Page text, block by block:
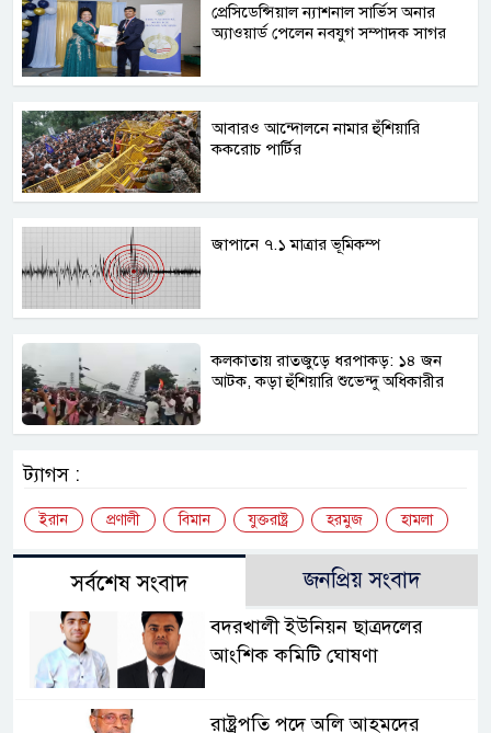
প্রেসিডেন্সিয়াল ন্যাশনাল সার্ভিস অনার
অ্যাওয়ার্ড পেলেন নবযুগ সম্পাদক সাগর
আবারও আন্দোলনে নামার হুঁশিয়ারি
ককরোচ পার্টির
জাপানে ৭.১ মাত্রার ভূমিকম্প
কলকাতায় রাতজুড়ে ধরপাকড়: ১৪ জন
আটক, কড়া হুঁশিয়ারি শুভেন্দু অধিকারীর
ট্যাগস :
ইরান প্রণালী বিমান যুক্তরাষ্ট্র হরমুজ হামলা
সর্বশেষ সংবাদ জনপ্রিয় সংবাদ
বদরখালী ইউনিয়ন ছাত্রদলের
আংশিক কমিটি ঘোষণা
রাষ্ট্রপতি পদে অলি আহমদের